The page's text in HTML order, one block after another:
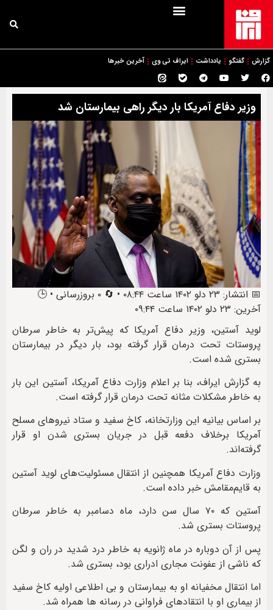
گزارش گفتگو یادداشت ایراف تی وی آخرین خبرها
وزیر دفاع آمریکا بار دیگر راهی بیمارستان شد
📅 انتشار: ۲۳ دلو ۱۴۰۲ ساعت ۰۸:۴۴ • 🔄 ۰ بروزرسانی • 🕒
آخرین: ۲۳ دلو ۱۴۰۲ ساعت ۰۹:۴۴
لوید آستین، وزیر دفاع آمریکا که پیش‌تر به خاطر سرطان
پروستات تحت درمان قرار گرفته بود، بار دیگر در بیمارستان
بستری شده است.
به گزارش ایراف، بنا بر اعلام وزارت دفاع آمریکا، آستین این بار
به خاطر مشکلات مثانه تحت درمان قرار گرفته است.
بر اساس بیانیه این وزارتخانه، کاخ سفید و ستاد نیروهای مسلح
آمریکا برخلاف دفعه قبل در جریان بستری شدن او قرار
گرفته‌اند.
وزارت دفاع آمریکا همچنین از انتقال مسئولیت‌های لوید آستین
به قایم‌مقامش خبر داده است.
آستین که ۷۰ سال سن دارد، ماه دسامبر به خاطر سرطان
پروستات بستری شد.
پس از آن دوباره در ماه ژانویه به خاطر درد شدید در ران و لگن
که ناشی از عفونت مجاری ادراری بود، بستری شد.
اما انتقال مخفیانه او به بیمارستان و بی اطلاعی اولیه کاخ سفید
از بیماری او با انتقادهای فراوانی در رسانه ها همراه شد.